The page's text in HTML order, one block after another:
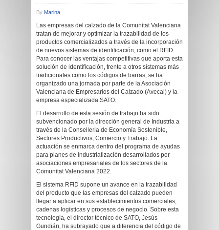
By Marina
Las empresas del calzado de la Comunitat Valenciana
tratan de mejorar y optimizar la trazabilidad de los
productos comercializados a través de la incorporación
de nuevos sistemas de identificación, como el RFID.
Para conocer las ventajas competitivas que aporta esta
solución de identificación, frente a otros sistemas más
tradicionales como los códigos de barras, se ha
organizado una jornada por parte de la Asociación
Valenciana de Empresarios del Calzado (Avecal) y la
empresa especializada SATO.
El desarrollo de esta sesión de trabajo ha sido
subvencionado por la dirección general de Industria a
través de la Conselleria de Economía Sostenible,
Sectores Productivos, Comercio y Trabajo. La
actuación se enmarca dentro del programa de ayudas
para planes de industrialización desarrollados por
asociaciones empresariales de los sectores de la
Comunitat Valenciana 2022.
El sistema RFID supone un avance en la trazabilidad
del producto que las empresas del calzado pueden
llegar a aplicar en sus establecimientos comerciales,
cadenas logísticas y procesos de negocio. Sobre esta
tecnología, el director técnico de SATO, Jesús
Gundián, ha subrayado que a diferencia del código de